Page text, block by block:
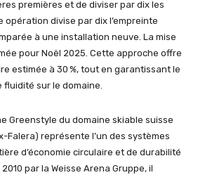
premières et de diviser par dix les
opération divise par dix l’empreinte
à une installation neuve. La mise
pour Noël 2025. Cette approche offre
estimée à 30 %, tout en garantissant le
sur le domaine.
Greenstyle du domaine skiable suisse
Falera) représente l’un des systèmes
d’économie circulaire et de durabilité
par la Weisse Arena Gruppe, il